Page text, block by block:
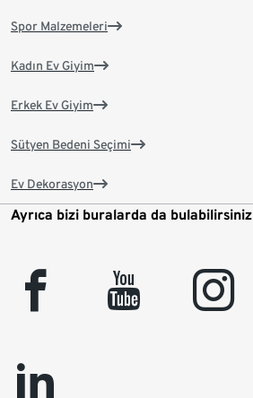
Spor Malzemeleri
Kadın Ev Giyim
Erkek Ev Giyim
Sütyen Bedeni Seçimi
Ev Dekorasyon
Ayrıca bizi buralarda da bulabilirsiniz
facebook youtube instagram
linkedin